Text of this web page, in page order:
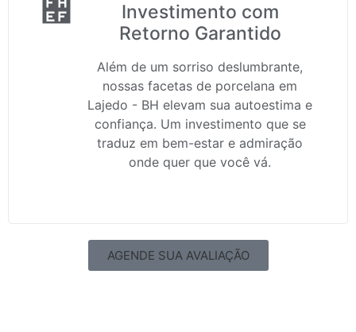
Investimento com
Retorno Garantido
Além de um sorriso deslumbrante,
nossas facetas de porcelana em
Lajedo - BH elevam sua autoestima e
confiança. Um investimento que se
traduz em bem-estar e admiração
onde quer que você vá.
AGENDE SUA AVALIAÇÃO